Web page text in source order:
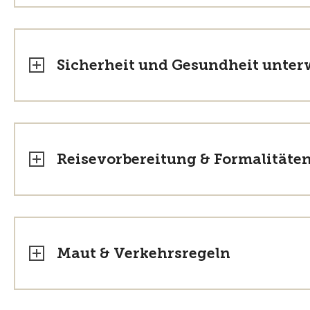
Sicherheit und Gesundheit
Reisevorbereitung &
Maut & Verkehrsregeln